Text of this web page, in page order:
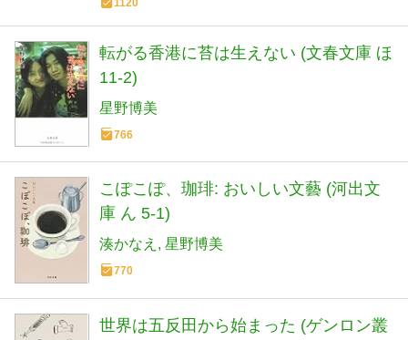
1120
転がる香港に苔は生えない (文春文庫 ほ
11-2)
星野博美
766
こぽこぽ、珈琲: おいしい文藝 (河出文
庫 ん 5-1)
湊かなえ 星野博美
770
世界は五反田から始まった (ゲンロン叢